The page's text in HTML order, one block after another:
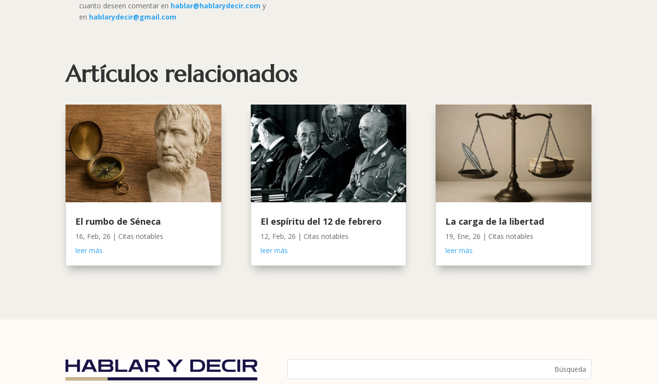
cuanto deseen comentar en hablar@hablarydecir.com y
en hablarydecir@gmail.com
Artículos relacionados
El rumbo de Séneca
16, Feb, 26 | Citas notables
leer más
El espíritu del 12 de febrero
12, Feb, 26 | Citas notables
leer más
La carga de la libertad
19, Ene, 26 | Citas notables
leer más